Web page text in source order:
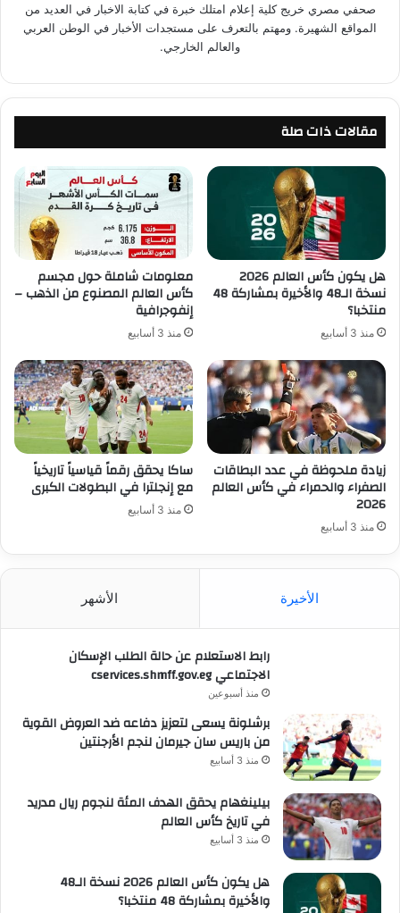
صحفي مصري خريج كلية إعلام امتلك خبرة في كتابة الاخبار في العديد من
المواقع الشهيرة. ومهتم بالتعرف على مستجدات الأخبار في الوطن العربي
والعالم الخارجي.
مقالات ذات صلة
هل يكون كأس العالم 2026
نسخة الـ48 والأخيرة بمشاركة 48
منتخبا؟
منذ 3 أسابيع
معلومات شاملة حول مجسم
كأس العالم المصنوع من الذهب –
إنفوجرافية
منذ 3 أسابيع
زيادة ملحوظة في عدد البطاقات
الصفراء والحمراء في كأس العالم
2026
منذ 3 أسابيع
ساكا يحقق رقماً قياسياً تاريخياً
مع إنجلترا في البطولات الكبرى
منذ 3 أسابيع
الأخيرة الأشهر
رابط الاستعلام عن حالة الطلب الإسكان
الاجتماعي cservices.shmff.gov.eg
منذ أسبوعين
برشلونة يسعى لتعزيز دفاعه ضد العروض القوية
من باريس سان جيرمان لنجم الأرجنتين
منذ 3 أسابيع
بيلينغهام يحقق الهدف المئة لنجوم ريال مدريد
في تاريخ كأس العالم
منذ 3 أسابيع
هل يكون كأس العالم 2026 نسخة الـ48
والأخيرة بمشاركة 48 منتخبا؟